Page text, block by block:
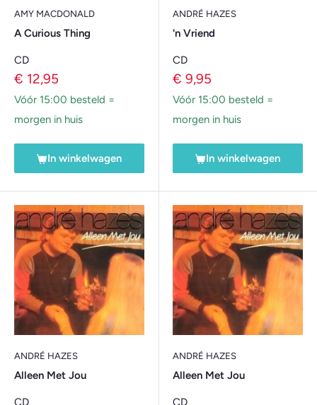
AMY MACDONALD
A Curious Thing
CD
Verkoopprijs
€ 12,95
Vóór 15:00 besteld =
morgen in huis
In winkelwagen
ANDRÉ HAZES
'n Vriend
CD
Verkoopprijs
€ 9,95
Vóór 15:00 besteld =
morgen in huis
In winkelwagen
ANDRÉ HAZES
Alleen Met Jou
CD
ANDRÉ HAZES
Alleen Met Jou
CD